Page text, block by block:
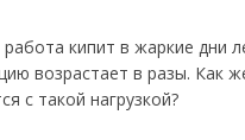
кипит в жаркие дни
возрастает в разы. Как
с такой нагрузкой?